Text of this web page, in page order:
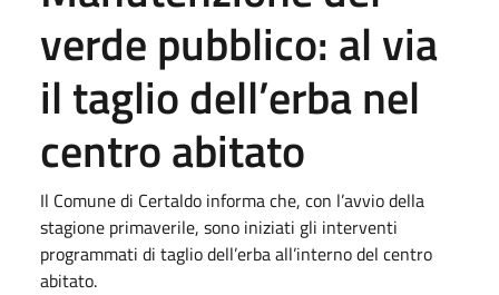
verde pubblico: al via
il taglio dell’erba nel
centro abitato
Il Comune di Certaldo informa che, con l’avvio della
stagione primaverile, sono iniziati gli interventi
programmati di taglio dell’erba all’interno del centro
abitato.